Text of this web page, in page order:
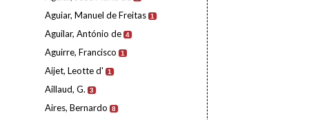
Aguiar, Manuel de Freitas 1
Aguilar, António de 4
Aguirre, Francisco 1
Aijet, Leotte d' 1
Aillaud, G. 3
Aires, Bernardo 8